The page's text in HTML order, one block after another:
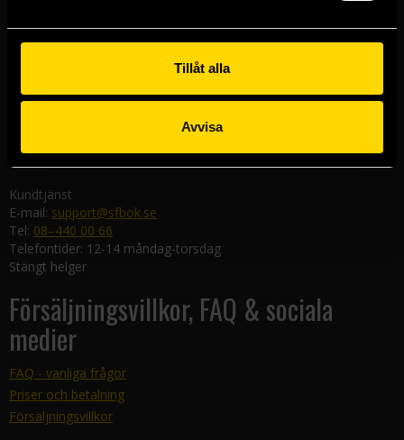
Tillåt alla
Avvisa
Malmöbutiken
582 19 Linköping
Kundtjänst
E-mail: support@sfbok.se
Tel: 08–440 00 66
Telefontider: 12-14 måndag-torsdag
Stängt helger
Försäljningsvillkor, FAQ & sociala
medier
FAQ - vanliga frågor
Priser och betalning
Försäljningsvillkor